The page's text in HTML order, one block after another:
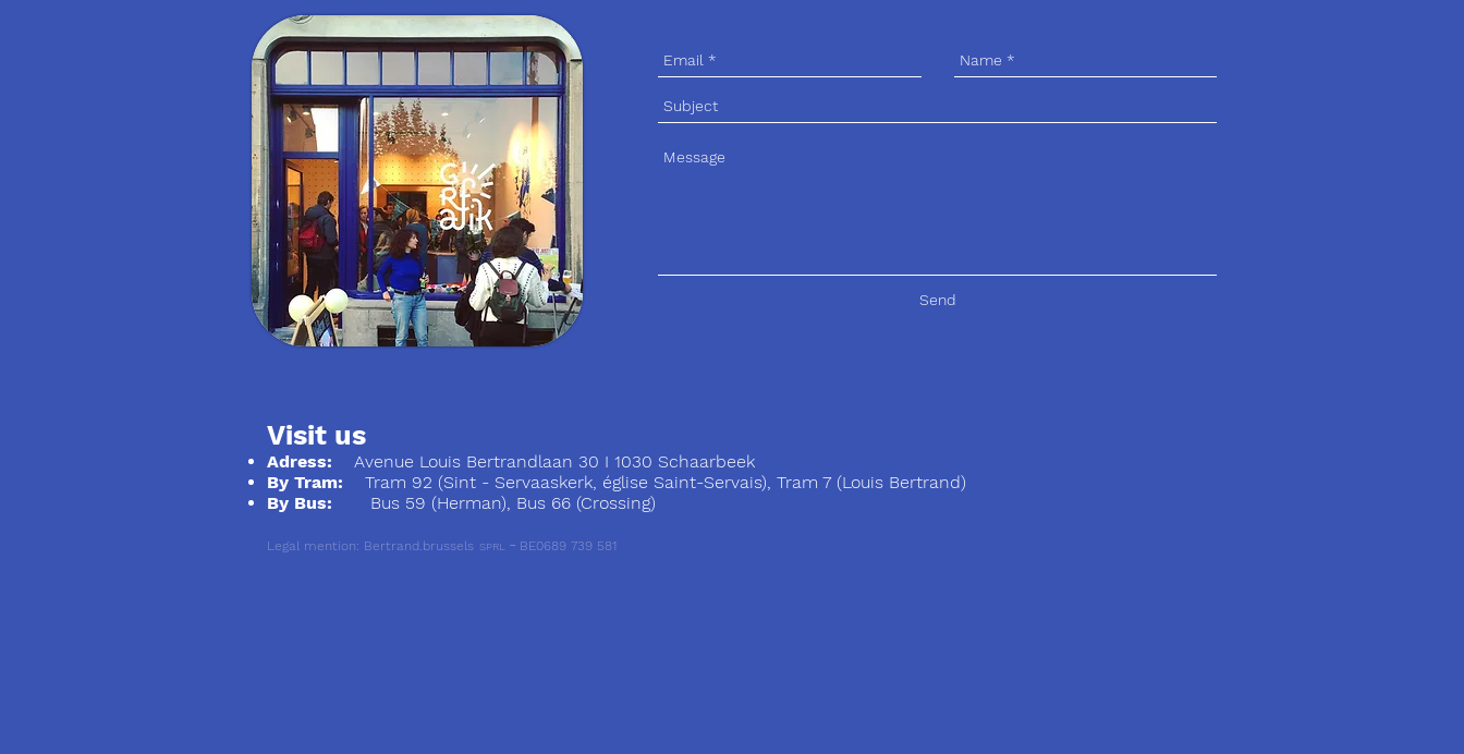
Send
Visit us
Adress: Avenue Louis Bertrandlaan 30 I 1030 Schaarbeek
By Tram: Tram 92 (Sint - Servaaskerk, église Saint-Servais), Tram 7 (Louis Bertrand)
By Bus: Bus 59 (Herman), Bus 66 (Crossing)
Legal mention: Bertrand.brussels SPRL - BE0689 739 581